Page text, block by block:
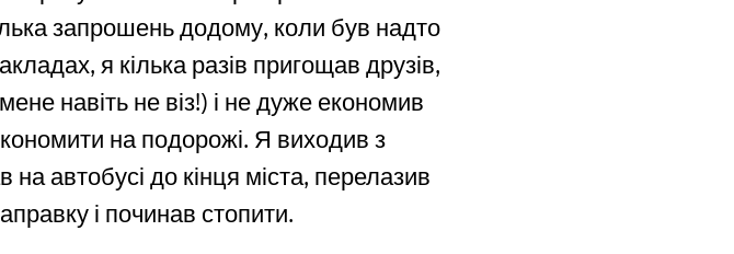
запрошень додому, коли був надто
я кілька разів пригощав друзів,
навіть не віз!) і не дуже економив
на подорожі. Я виходив з
на автобусі до кінця міста, перелазив
і починав стопити.